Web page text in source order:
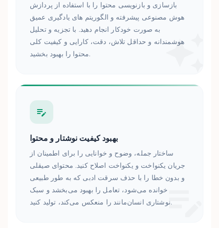
بازسازی و بازنویسی محتوا را با استفاده از پردازش
هوش مصنوعی پیشرفته و الگوریتم های یادگیری عمیق
به صورت خودکار انجام دهید. با تجزیه و تحلیل
هوشمندانه و حداقل تلاش، دقت، کارایی و کیفیت کلی
محتوا را بهبود بخشید.
بهبود کیفیت نوشتار و محتوا
ساختار جمله، وضوح و خوانایی را برای اطمینان از
جریان یکنواخت و یکنواخت اصلاح کنید. محتوای صیقلی
و بدون خطا را با حذف سرقت ادبی که به طور طبیعی
خوانده می‌شود، تعامل را بهبود می‌بخشد و سبک
نوشتاری انسان‌مانند را منعکس می‌کند، تولید کنید.